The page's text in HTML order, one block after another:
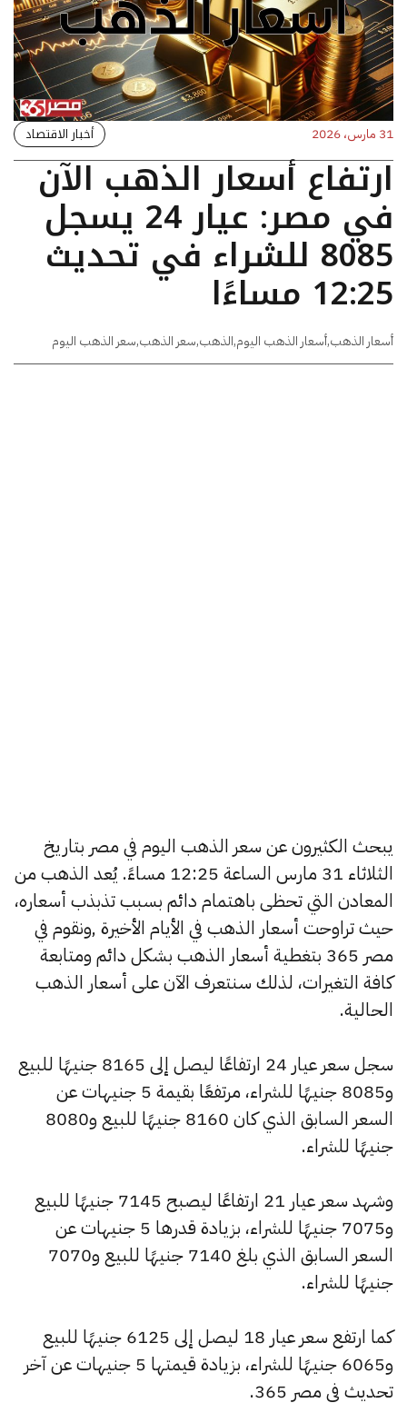
31 مارس، 2026 أخبار الاقتصاد
ارتفاع أسعار الذهب الآن
في مصر: عيار 24 يسجل
8085 للشراء في تحديث
12:25 مساءًا
أسعار الذهب,أسعار الذهب اليوم,الذهب,سعر الذهب,سعر الذهب اليوم
يبحث الكثيرون عن سعر الذهب اليوم في مصر بتاريخ
الثلاثاء 31 مارس الساعة 12:25 مساءً. يُعد الذهب من
المعادن التي تحظى باهتمام دائم بسبب تذبذب أسعاره،
حيث تراوحت أسعار الذهب في الأيام الأخيرة ,ونقوم في
مصر 365 بتغطية أسعار الذهب بشكل دائم ومتابعة
كافة التغيرات، لذلك سنتعرف الآن على أسعار الذهب
الحالية.
سجل سعر عيار 24 ارتفاعًا ليصل إلى 8165 جنيهًا للبيع
و8085 جنيهًا للشراء، مرتفعًا بقيمة 5 جنيهات عن
السعر السابق الذي كان 8160 جنيهًا للبيع و8080
جنيهًا للشراء.
وشهد سعر عيار 21 ارتفاعًا ليصبح 7145 جنيهًا للبيع
و7075 جنيهًا للشراء، بزيادة قدرها 5 جنيهات عن
السعر السابق الذي بلغ 7140 جنيهًا للبيع و7070
جنيهًا للشراء.
كما ارتفع سعر عيار 18 ليصل إلى 6125 جنيهًا للبيع
و6065 جنيهًا للشراء، بزيادة قيمتها 5 جنيهات عن آخر
تحديث في مصر 365.